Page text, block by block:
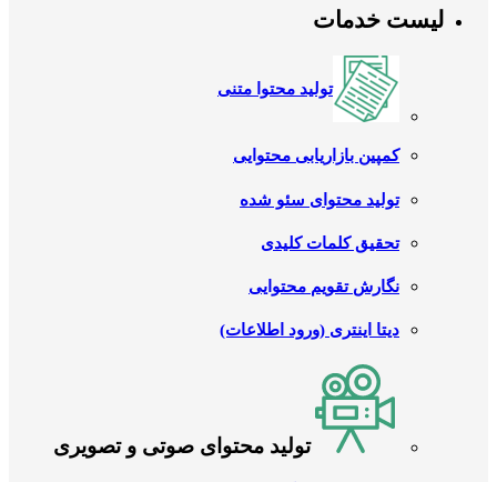
لیست خدمات
تولید محتوا متنی
کمپین بازاریابی محتوایی
تولید محتوای سئو شده
تحقیق کلمات کلیدی
نگارش تقویم محتوایی
دیتا اینتری (ورود اطلاعات)
تولید محتوای صوتی و تصویری